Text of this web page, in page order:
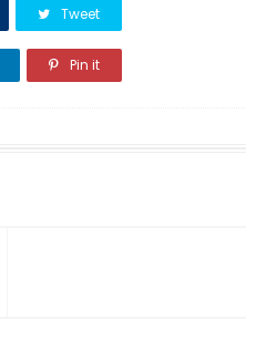
Tweet
Pin it